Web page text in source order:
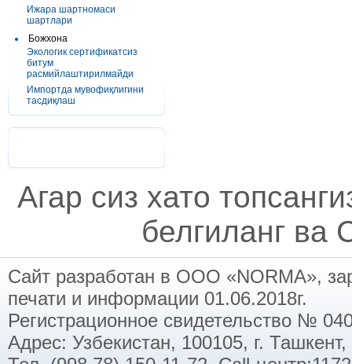
Ижара шартномаси
шартлари
Божхона
Экологик сертификатсиз
битум
расмийлаштирилмайди
Импортда мувофиқлигини
тасдиқлаш
Агар сиз хато
белгиланг ва
Сайт разработан в ООО «NORMA»,
печати и информации 01.06.2018г.
Регистрационное свидетельство №
Адрес: Узбекистан, 100105, г.